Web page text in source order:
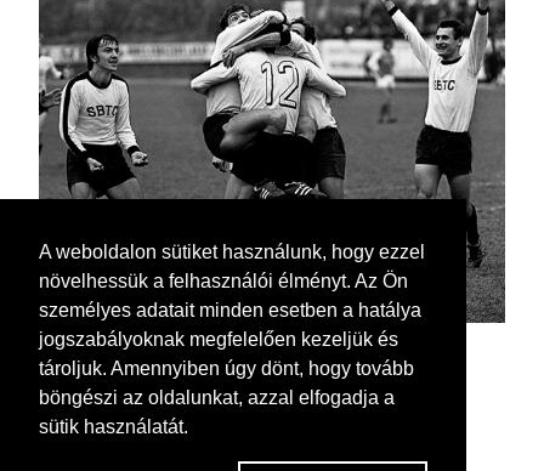
A weboldalon sütiket használunk, hogy ezzel
növelhessük a felhasználói élményt. Az Ön
személyes adatait minden esetben a hatálya
jogszabályoknak megfelelően kezeljük és
tároljuk. Amennyiben úgy dönt, hogy tovább
böngészi az oldalunkat, azzal elfogadja a
sütik használatát.